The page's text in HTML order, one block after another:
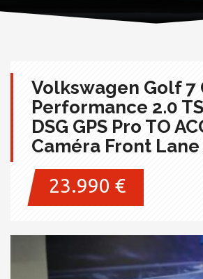
Volkswagen Golf 7
Performance 2.0
DSG GPS Pro TO
Caméra Front Lane
23.990 €